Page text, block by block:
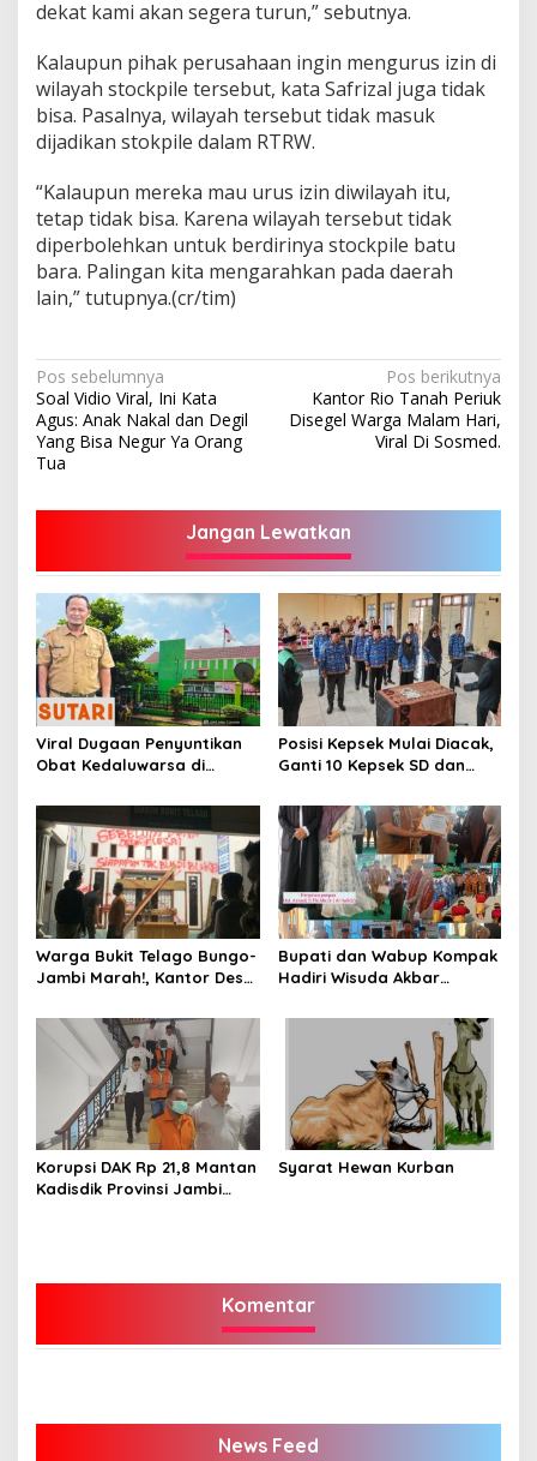
dekat kami akan segera turun,” sebutnya.
Kalaupun pihak perusahaan ingin mengurus izin di
wilayah stockpile tersebut, kata Safrizal juga tidak
bisa. Pasalnya, wilayah tersebut tidak masuk
dijadikan stokpile dalam RTRW.
“Kalaupun mereka mau urus izin diwilayah itu,
tetap tidak bisa. Karena wilayah tersebut tidak
diperbolehkan untuk berdirinya stockpile batu
bara. Palingan kita mengarahkan pada daerah
lain,” tutupnya.(cr/tim)
Navigasi
pos
Pos sebelumnya
Soal Vidio Viral, Ini Kata
Agus: Anak Nakal dan Degil
Yang Bisa Negur Ya Orang
Tua
Pos berikutnya
Kantor Rio Tanah Periuk
Disegel Warga Malam Hari,
Viral Di Sosmed.
Jangan Lewatkan
Viral Dugaan Penyuntikan
Obat Kedaluwarsa di
Mengkuang, Kapus: Obat
Belum Sempat Masuk ke
Tubuh Pasien
Posisi Kepsek Mulai Diacak,
Ganti 10 Kepsek SD dan
Warga Bukit Telago Bungo-
Jambi Marah!, Kantor Desa
Bupati dan Wabup Kompak
Hadiri Wisuda Akbar
Angkatan ke-V
Korupsi DAK Rp 21,8 Mantan
Kadisdik Provinsi Jambi
Syarat Hewan Kurban
Komentar
News Feed